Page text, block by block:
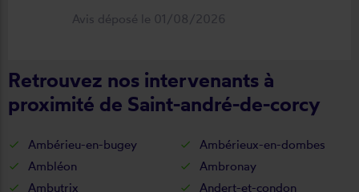
neuf, parfaitement positionné et
Avis déposé le 01/08/2026
Retrouvez nos intervenants à
proximité de Saint-andré-de-corcy
Ambérieu-en-bugey
Ambérieux-en-dombes
Ambléon
Ambronay
Ambutrix
Andert-et-condon